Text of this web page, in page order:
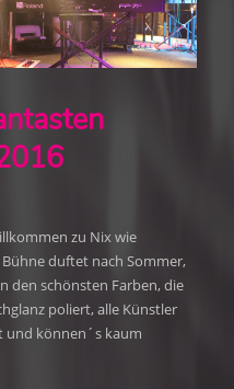
zu Nix wie
duftet nach Sommer,
den schönsten Farben, die
poliert, alle Künstler
können´s kaum